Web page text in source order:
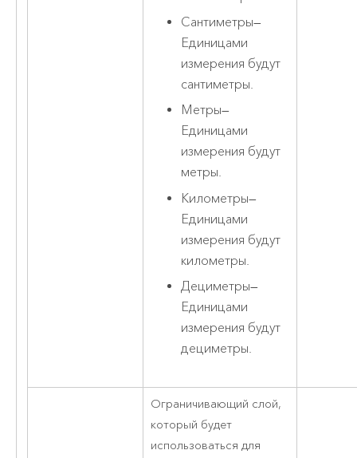
Сантиметры—
Единицами
измерения будут
сантиметры.
Метры—
Единицами
измерения будут
метры.
Километры—
Единицами
измерения будут
километры.
Дециметры—
Единицами
измерения будут
дециметры.
Ограничивающий слой,
который будет
использоваться для